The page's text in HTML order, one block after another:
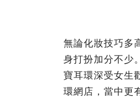
無論化妝技巧多
身打扮加分不少
寶耳環深受女生
環網店，當中更